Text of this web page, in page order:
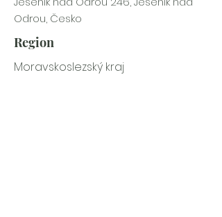
Odrou, Česko
Region
Moravskoslezský kraj